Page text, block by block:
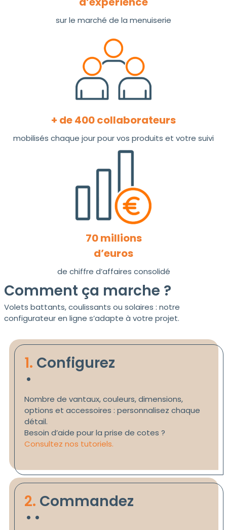
sur le marché de la menuiserie
+ de 400 collaborateurs
mobilisés chaque jour pour vos produits et votre suivi
70 millions
d’euros
de chiffre d’affaires consolidé
Comment ça marche ?
Volets battants, coulissants ou solaires : notre
configurateur en ligne s’adapte à votre projet.
1. Configurez
.
Nombre de vantaux, couleurs, dimensions,
options et accessoires : personnalisez chaque
détail.
Besoin d’aide pour la prise de cotes ?
Consultez nos tutoriels.
2. Commandez
..